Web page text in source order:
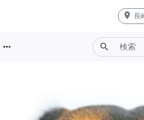
place 長
more_horiz search